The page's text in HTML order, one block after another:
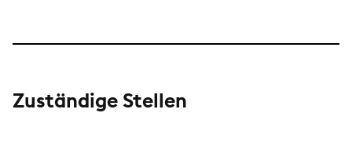
Zuständige Stellen